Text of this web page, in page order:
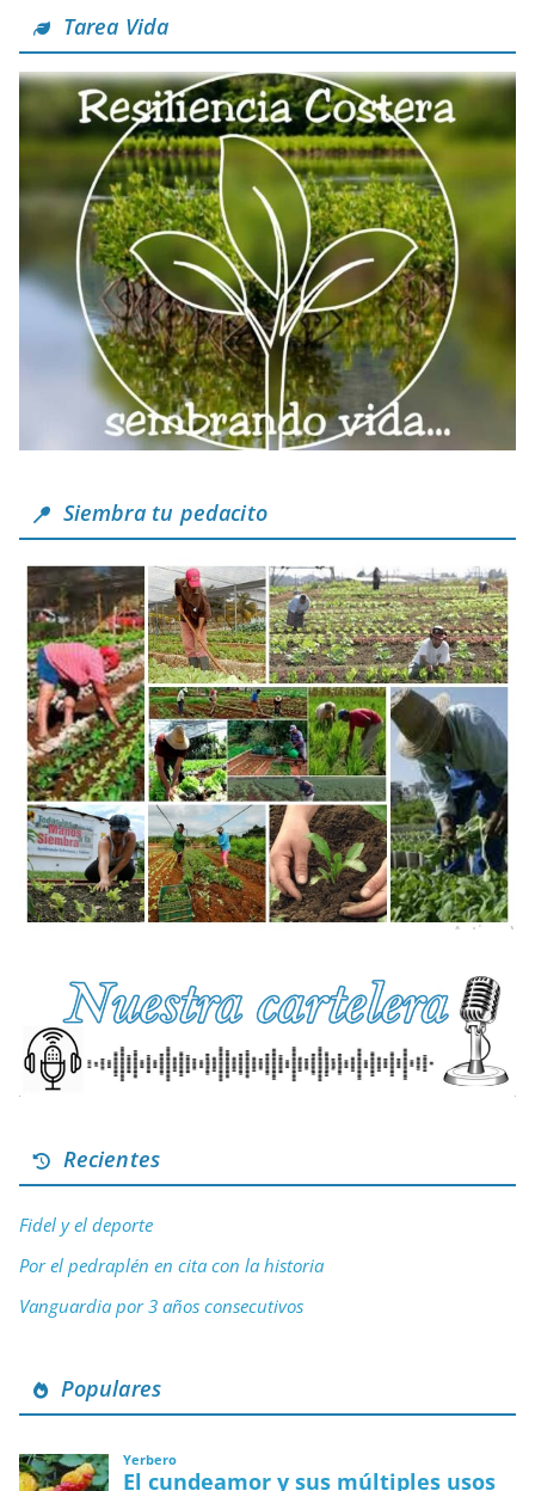
Tarea Vida
Siembra tu pedacito
Recientes
Fidel y el deporte
Por el pedraplén en cita con la historia
Vanguardia por 3 años consecutivos
Populares